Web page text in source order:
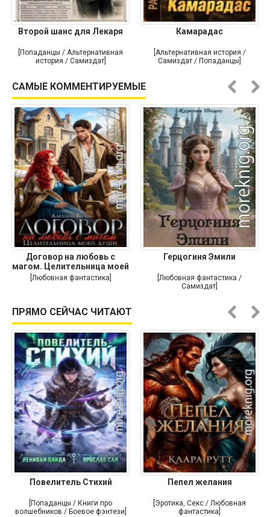
Второй шанс для Лекаря
[Попаданцы / Альтернативная
история / Самиздат]
Камарадас
[Альтернативная история /
Самиздат / Попаданцы]
САМЫЕ КОММЕНТИРУЕМЫЕ
Договор на любовь с
магом. Целительница моей
души
[Любовная фантастика]
Герцогиня Эмили
[Любовная фантастика /
Самиздат]
ПРЯМО СЕЙЧАС ЧИТАЮТ
Повелитель Стихий
[Попаданцы / Книги про
волшебников / Боевое фэнтези]
Пепел желания
[Эротика, Секс / Любовная
фантастика]